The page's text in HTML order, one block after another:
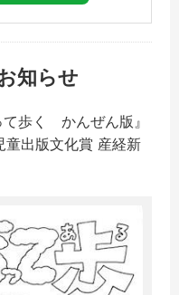
知らせ
歩く かんぜん版』
童出版文化賞 産経新